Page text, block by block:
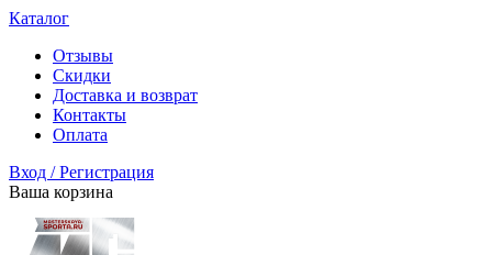
Каталог
Отзывы
Скидки
Доставка и возврат
Контакты
Оплата
Вход / Регистрация
Ваша корзина